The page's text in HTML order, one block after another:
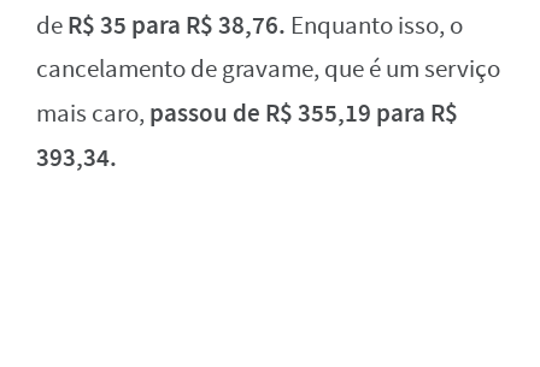
deR$ 35 para R$ 38,76. Enquanto isso, o
cancelamento de gravame, que é um serviço
mais caro, passou de R$ 355,19 para R$
393,34.